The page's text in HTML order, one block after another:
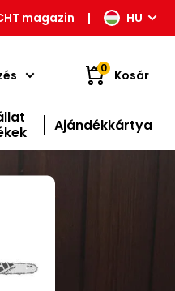
magazin | HU
0 Kosár
Ajándékkártya